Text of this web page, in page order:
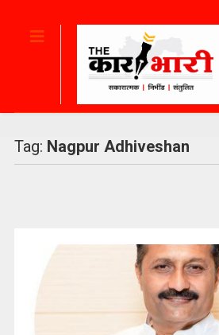
Tag: Nagpur Adhiveshan